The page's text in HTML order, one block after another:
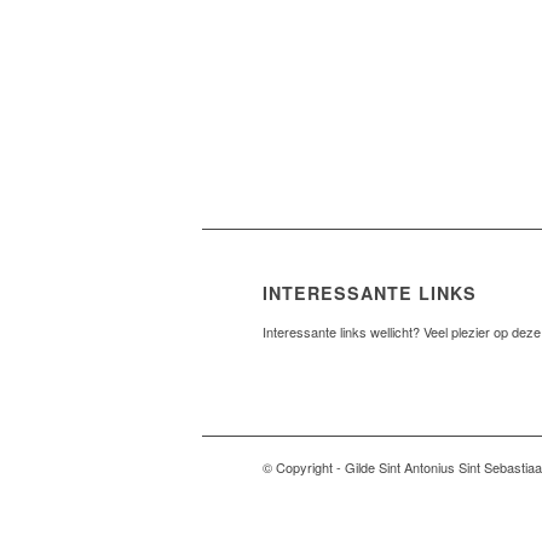
INTERESSANTE LINKS
Interessante links wellicht? Veel plezier op
© Copyright - Gilde Sint Antonius Sint